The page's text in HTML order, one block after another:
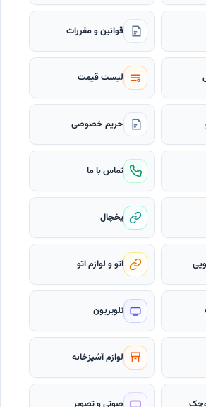
قوانین و مقررات
لیست قیمت
حریم خصوصی
تماس با ما
یخچال
اتو و لوازم اتو
تلویزیون
لوازم آشپزخانه
صوتی و تصویر